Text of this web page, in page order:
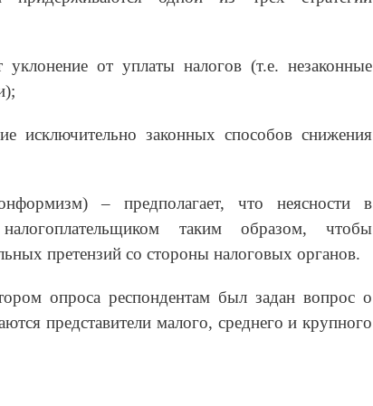
уклонение от уплаты налогов (т.е. незаконные
исключительно законных способов снижения
– предполагает, что неясности в
налогоплательщиком таким образом, чтобы
претензий со стороны налоговых органов.
опроса респондентам был задан вопрос о
представители малого, среднего и крупного